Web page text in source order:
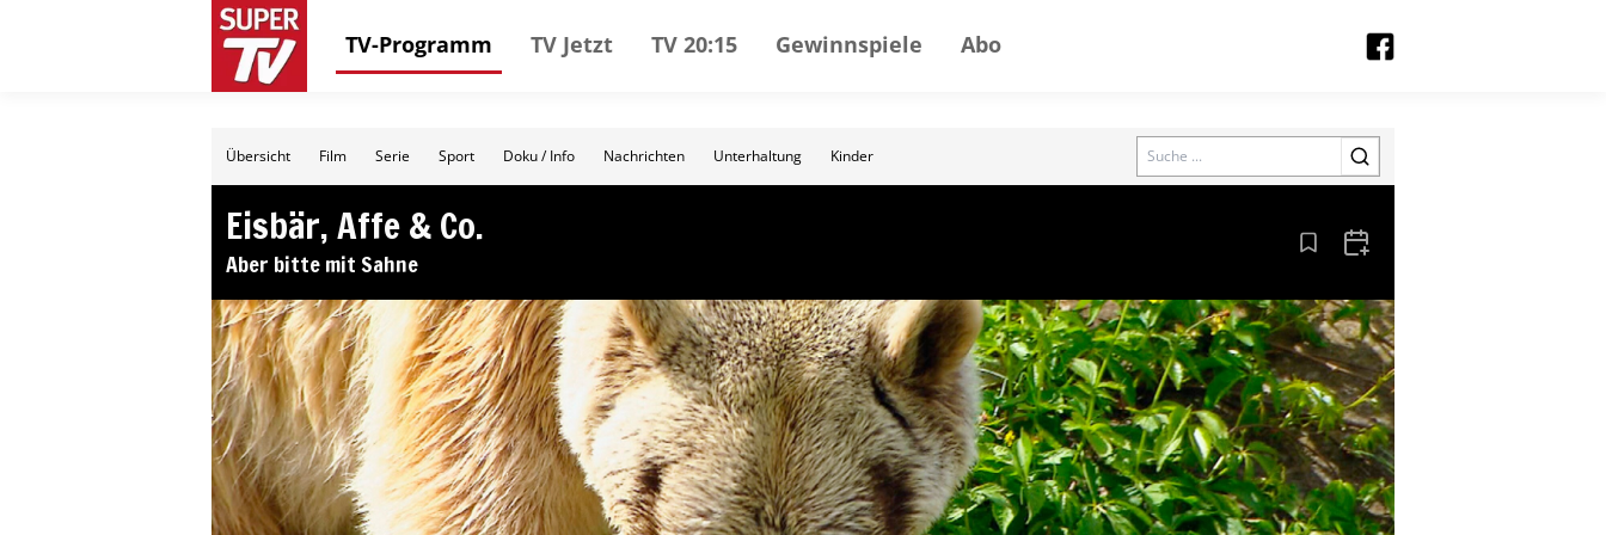
TV-Programm TV Jetzt TV 20:15 Gewinnspiele Abo
Übersicht Film Serie Sport Doku / Info Nachrichten Unterhaltung Kinder Search
Eisbär, Affe & Co.
Aber bitte mit Sahne Aus den Lesezeichen entfernen
Zum Kalender hinzufügen